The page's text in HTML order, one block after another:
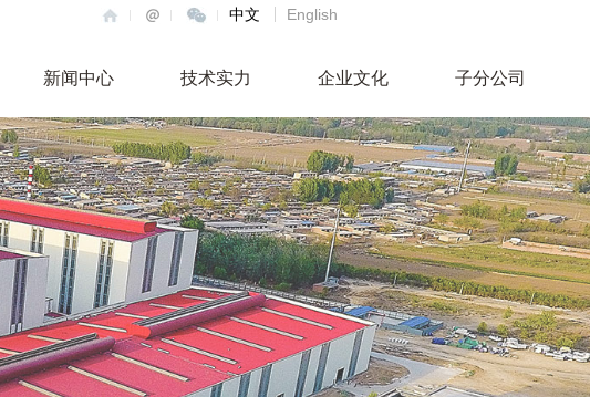
中文 English
新闻中心 技术实力 企业文化 子分公司